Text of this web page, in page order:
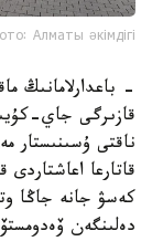
Алматы әкімдігі
- باعدارلامانىڭ
قازىرگى جاي-
ناقتى ۇسىنىستار
قاتارعا
كەسۋ جانە جاڭا
دەلىنگەن